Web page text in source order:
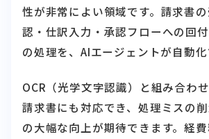
性が非常によい領域です。請求書
認・仕訳入力・承認フローへの回
の処理を、AIエージェントが自動化
OCR（光学文字認識）と組み合わ
請求書にも対応でき、処理ミスの
の大幅な向上が期待できます。経